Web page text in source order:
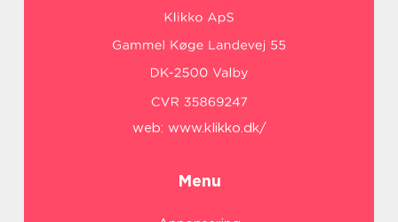
web: www.klikko.dk/
Menu